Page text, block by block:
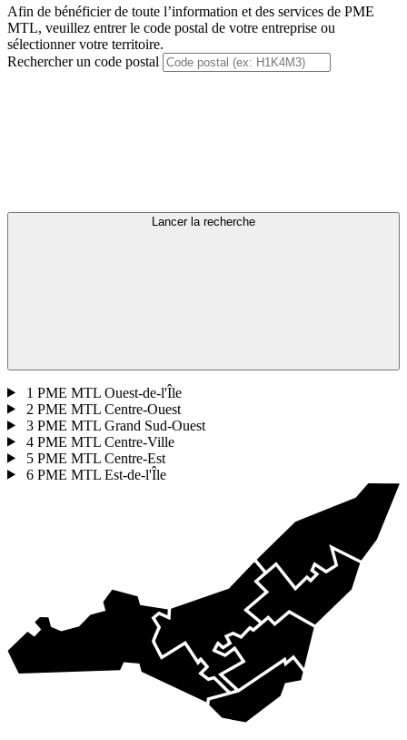
Afin de bénéficier de toute l’information et des services de PME
MTL, veuillez entrer le code postal de votre entreprise ou
sélectionner votre territoire.
Rechercher un code postal
Lancer la recherche
1 PME MTL Ouest-de-l'Île
2 PME MTL Centre-Ouest
3 PME MTL Grand Sud-Ouest
4 PME MTL Centre-Ville
5 PME MTL Centre-Est
6 PME MTL Est-de-l'Île